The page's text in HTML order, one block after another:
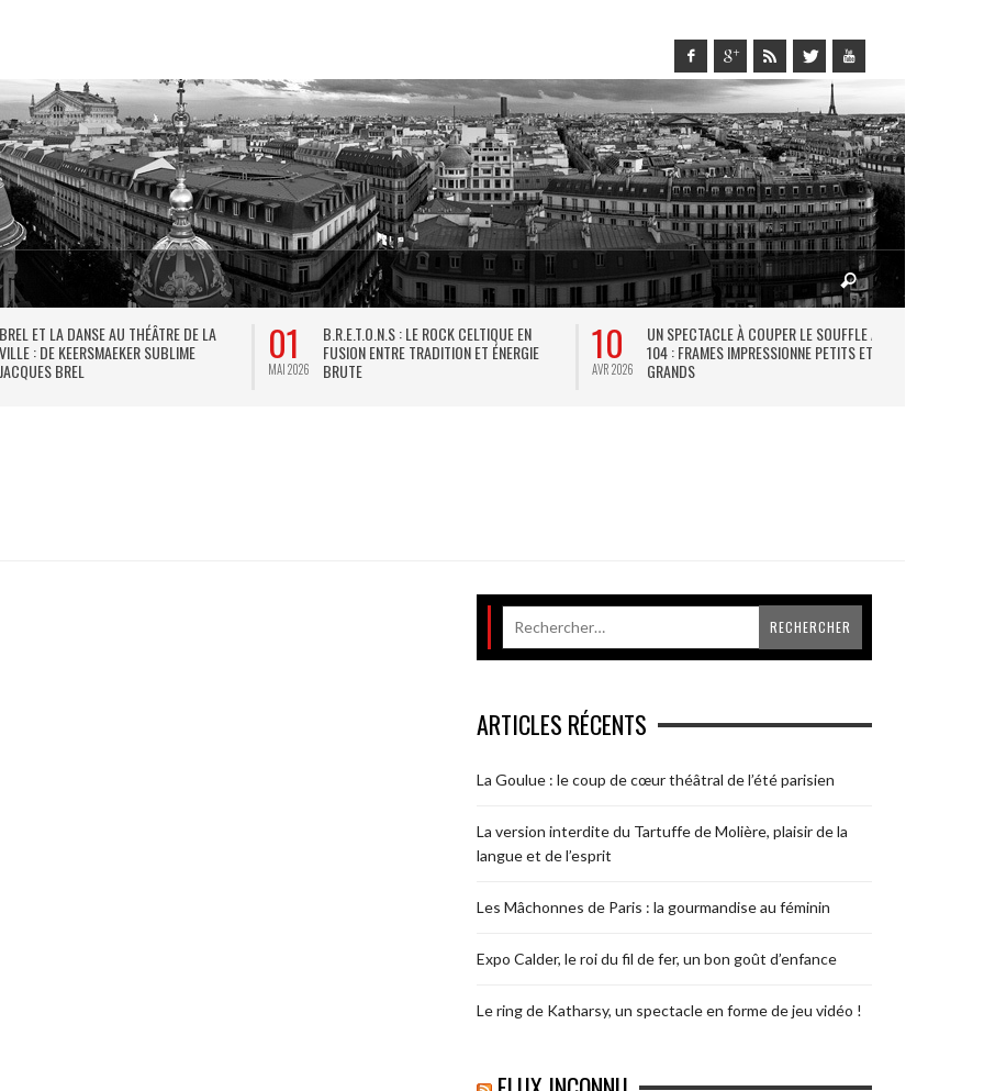
BREL ET LA DANSE AU THÉÂTRE DE LA
VILLE : DE KEERSMAEKER SUBLIME
JACQUES BREL
01
MAI 2026
B.R.E.T.O.N.S : LE ROCK CELTIQUE EN
FUSION ENTRE TRADITION ET ÉNERGIE
BRUTE
10
AVR 2026
UN SPECTACLE À COUPER LE SOUFFLE AU
104 : FRAMES IMPRESSIONNE PETITS ET
GRANDS
ARTICLES RÉCENTS
La Goulue : le coup de cœur théâtral de l’été parisien
La version interdite du Tartuffe de Molière, plaisir de la
langue et de l’esprit
Les Mâchonnes de Paris : la gourmandise au féminin
Expo Calder, le roi du fil de fer, un bon goût d’enfance
Le ring de Katharsy, un spectacle en forme de jeu vidéo !